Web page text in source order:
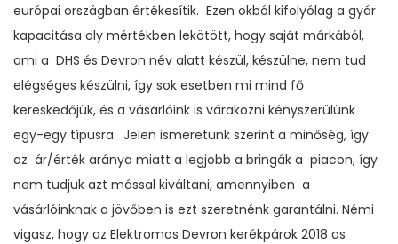
európai országban értékesítik. Ezen okból kifolyólag a gyár
kapacitása oly mértékben lekötött, hogy saját márkából,
ami a DHS és Devron név alatt készül, készülne, nem tud
elégséges készülni, így sok esetben mi mind fő
kereskedőjük, és a vásárlóink is várakozni kényszerülünk
egy-egy típusra. Jelen ismeretünk szerint a minőség, így
az ár/érték aránya miatt a legjobb a bringák a piacon, így
nem tudjuk azt mással kiváltani, amennyiben a
vásárlóinknak a jövőben is ezt szeretnénk garantálni. Némi
vigasz, hogy az Elektromos Devron kerékpárok 2018 as